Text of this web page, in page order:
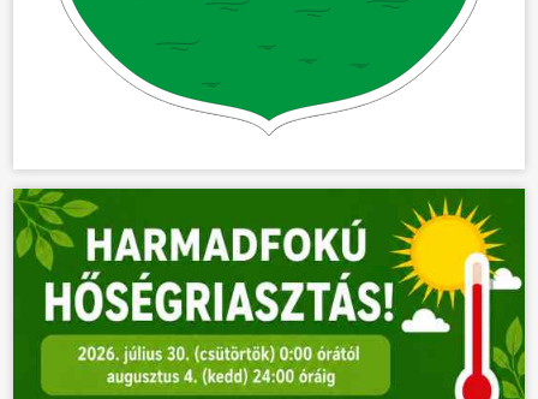
ÖNKORMÁNYZAT
ÜGYINTÉZÉS
KÖZÖSSÉG
HÍREK